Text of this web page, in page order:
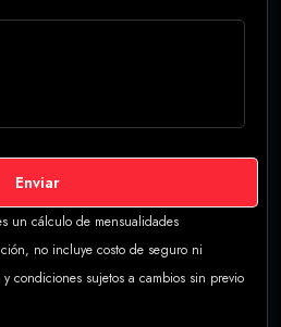
Enviar
un cálculo de mensualidades
no incluye costo de seguro ni
condiciones sujetos a cambios sin previo